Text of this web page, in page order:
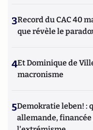
3Record du CAC 40
que révèle le
4Et Dominique de
macronisme
5Demokratie leben! :
allemande,